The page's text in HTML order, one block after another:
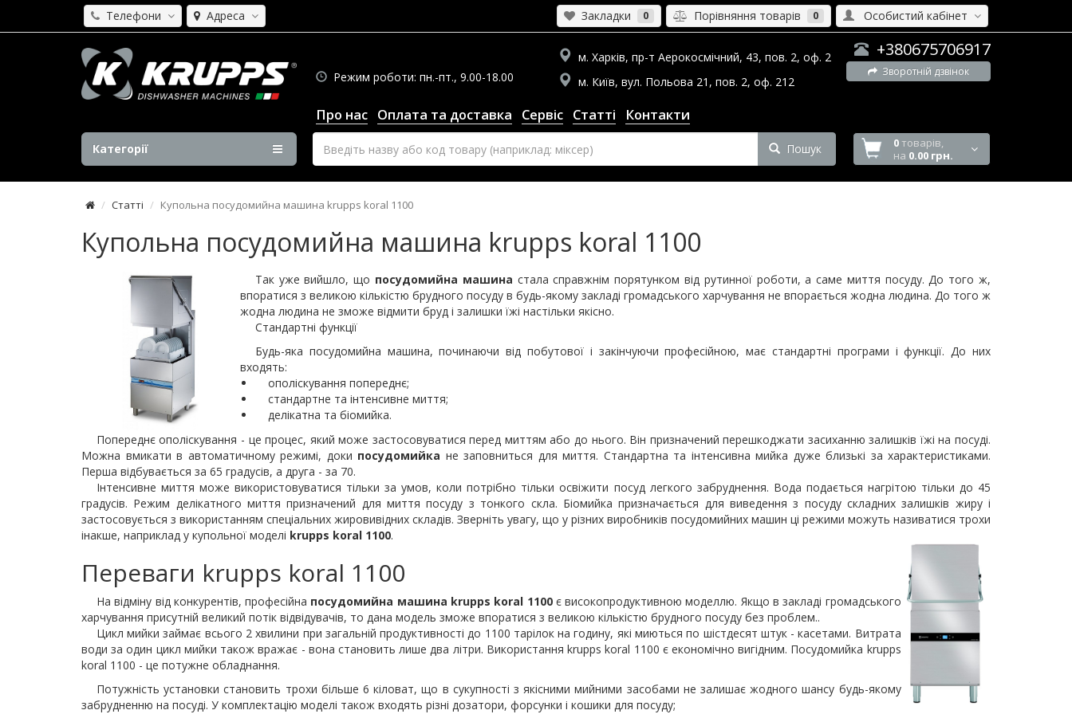
Особистий кабінет
Телефони Адреса Закладки 0 Порівняння товарів 0
Режим роботи: пн.-пт., 9.00-18.00
м. Харків, пр-т Аерокосмічний, 43, пов. 2, оф. 2
м. Київ, вул. Польова 21, пов. 2, оф. 212
+380675706917
Зворотній дзвінок
Про нас Оплата та доставка Сервіс Статті Контакти
Пошук 0товарів,
на 0.00 грн.
Категорії
Статті Купольна посудомийна машина krupps koral 1100
Купольна посудомийна машина krupps koral 1100
Так уже вийшло, що посудомийна машина стала справжнім порятунком від рутинної роботи, а саме миття посуду. До того ж,
впоратися з великою кількістю брудного посуду в будь-якому закладі громадського харчування не впорається жодна людина. До того ж
жодна людина не зможе відмити бруд і залишки їжі настільки якісно.
Стандартні функції
Будь-яка посудомийна машина, починаючи від побутової і закінчуючи професійною, має стандартні програми і функції. До них
входять:
ополіскування попереднє;
стандартне та інтенсивне миття;
делікатна та біомийка.
Попереднє ополіскування - це процес, який може застосовуватися перед миттям або до нього. Він призначений перешкоджати засиханню залишків їжі на посуді.
Можна вмикати в автоматичному режимі, доки посудомийка не заповниться для миття. Стандартна та інтенсивна мийка дуже близькі за характеристиками.
Перша відбувається за 65 градусів, а друга - за 70.
Інтенсивне миття може використовуватися тільки за умов, коли потрібно тільки освіжити посуд легкого забруднення. Вода подається нагрітою тільки до 45
градусів. Режим делікатного миття призначений для миття посуду з тонкого скла. Біомийка призначається для виведення з посуду складних залишків жиру і
застосовується з використанням спеціальних жировивідних складів. Зверніть увагу, що у різних виробників посудомийних машин ці режими можуть називатися трохи
інакше, наприклад у купольної моделі krupps koral 1100.
Переваги krupps koral 1100
На відміну від конкурентів, професійна посудомийна машина krupps koral 1100є високопродуктивною моделлю. Якщо в закладі громадського
харчування присутній великий потік відвідувачів, то дана модель зможе впоратися з великою кількістю брудного посуду без проблем..
Цикл мийки займає всього 2 хвилини при загальній продуктивності до 1100 тарілок на годину, які миються по шістдесят штук - касетами. Витрата
води за один цикл мийки також вражає - вона становить лише два літри. Використання krupps koral 1100 є економічно вигідним. Посудомийка krupps
koral 1100 - це потужне обладнання.
Потужність установки становить трохи більше 6 кіловат, що в сукупності з якісними мийними засобами не залишає жодного шансу будь-якому
забрудненню на посуді. У комплектацію моделі також входять різні дозатори, форсунки і кошики для посуду;